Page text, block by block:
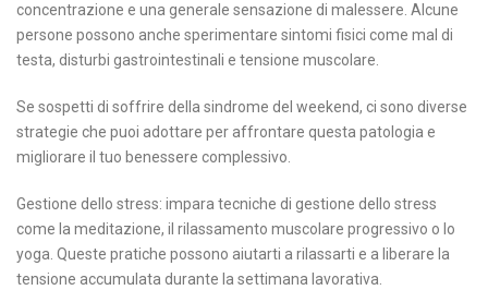
concentrazione e una generale sensazione di malessere. Alcune
persone possono anche sperimentare sintomi fisici come mal di
testa, disturbi gastrointestinali e tensione muscolare.
Se sospetti di soffrire della sindrome del weekend, ci sono diverse
strategie che puoi adottare per affrontare questa patologia e
migliorare il tuo benessere complessivo.
Gestione dello stress: impara tecniche di gestione dello stress
come la meditazione, il rilassamento muscolare progressivo o lo
yoga. Queste pratiche possono aiutarti a rilassarti e a liberare la
tensione accumulata durante la settimana lavorativa.